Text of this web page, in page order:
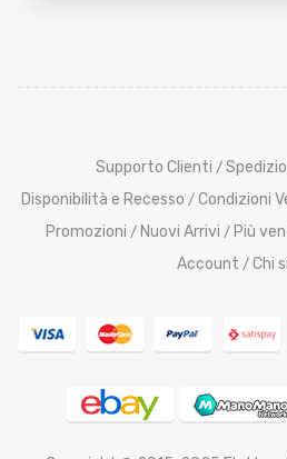
Supporto Clienti /
Disponibilità e Recesso / Condizioni
Promozioni / Nuovi Arrivi / Più
Account / Chi